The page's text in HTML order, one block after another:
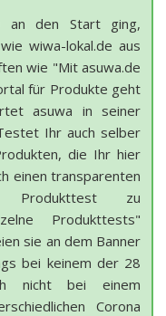
an den Start ging,
wiwa-lokal.de aus
wie "Mit asuwa.de
für Produkte geht
asuwa in seiner
Ihr auch selber
die Ihr hier
einen transparenten
Produkttest zu
Produkttests"
sie an dem Banner
bei keinem der 28
nicht bei einem
Corona